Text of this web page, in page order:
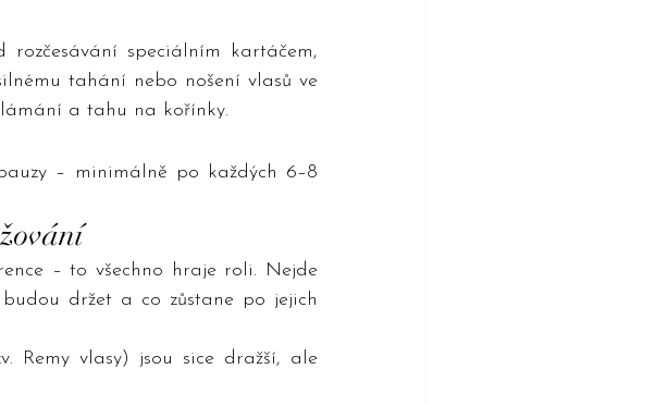
rozčesávání speciálním kartáčem,
tahání nebo nošení vlasů ve
a tahu na kořínky.
– minimálně po každých 6–8
– to všechno hraje roli. Nejde
držet a co zůstane po jejich
Remy vlasy) jsou sice dražší, ale